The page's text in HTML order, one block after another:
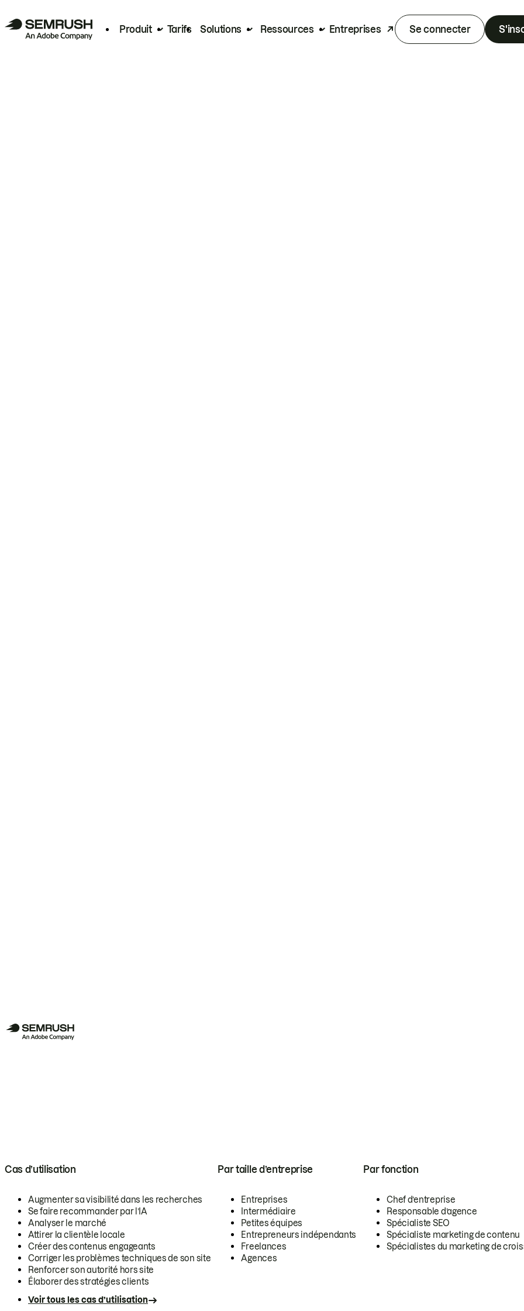
Produit Tarifs Solutions Ressources Entreprises Se connecter
Cas d’utilisation
Augmenter sa visibilité dans les recherches
Se faire recommander par l’IA
Analyser le marché
Attirer la clientèle locale
Créer des contenus engageants
Corriger les problèmes techniques de son site
Renforcer son autorité hors site
Élaborer des stratégies clients
Voir tous les cas d’utilisation
Par taille d’entreprise
Entreprises
Intermédiaire
Petites équipes
Entrepreneurs indépendants
Freelances
Agences
Par fonction
Chef d’entreprise
Responsable d’agence
Spécialiste SEO
Spécialiste marketing de contenu
Spécialistes du marketing de